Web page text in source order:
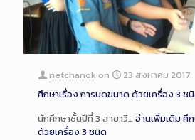
netchanok on
23 สิงหาคม 2017
ศึกษาเรื่อง การบดขนาด ด้วยเครื่อง 3 ช
นักศึกษาชั้นปีที่ 3 สาขาวิ… อ่านเพิ่มเติมศึ
ด้วยเครื่อง 3 ชนิด